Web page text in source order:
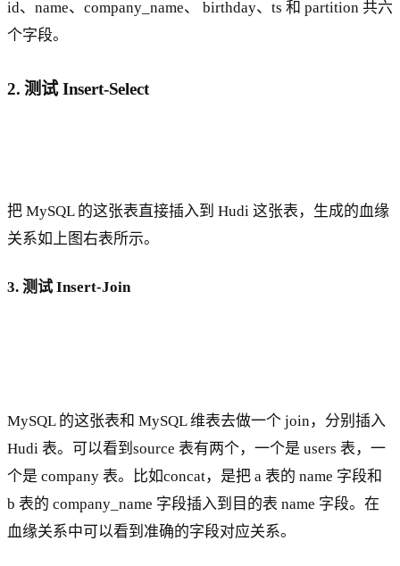
id、name、company_name、 birthday、ts 和 partition 共六
个字段。
2. 测试 Insert-Select
把 MySQL 的这张表直接插入到 Hudi 这张表，生成的血缘
关系如上图右表所示。
3. 测试 Insert-Join
MySQL 的这张表和 MySQL 维表去做一个 join，分别插入
Hudi 表。可以看到source 表有两个，一个是 users 表，一
个是 company 表。比如concat，是把 a 表的 name 字段和
b 表的 company_name 字段插入到目的表 name 字段。在
血缘关系中可以看到准确的字段对应关系。